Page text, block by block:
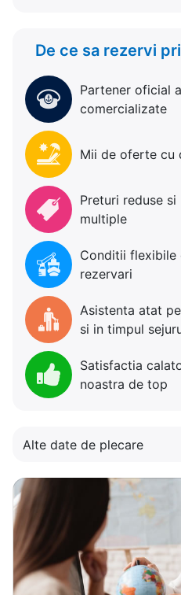
De ce sa rezervi
Partener oficial
comercializate
Mii de oferte cu
Preturi reduse
multiple
Conditii flexibile
rezervari
Asistenta atat
si in timpul
Satisfactia
noastra de top
Alte date de plecare